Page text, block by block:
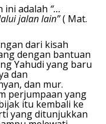
ini adalah “…
jalan lain”( Mat.
dari kisah
dengan bantuan
Yahudi yang baru
dan
dan mur.
perjumpaan yang
itu kembali ke
yang ditunjukkan